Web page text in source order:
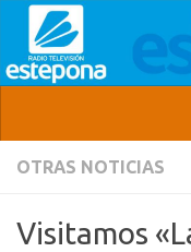
OTRAS NOTICIAS
Visitamos